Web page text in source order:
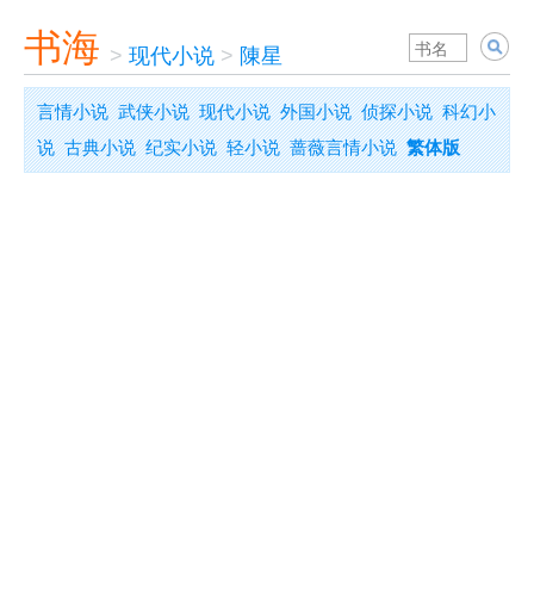
书海 > 现代小说 > 陳星
言情小说 武侠小说 现代小说 外国小说 侦探小说 科幻小
说 古典小说 纪实小说 轻小说 蔷薇言情小说 繁体版